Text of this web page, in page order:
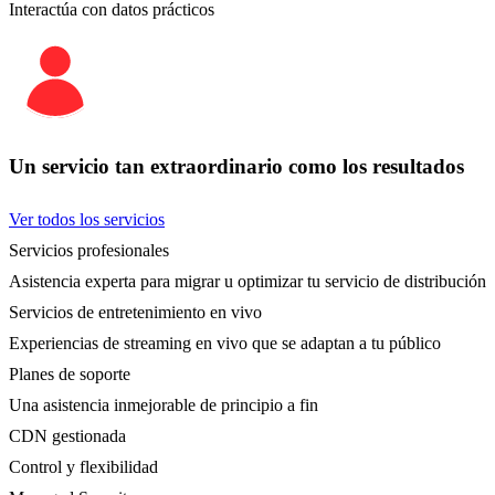
Interactúa con datos prácticos
Un servicio tan extraordinario como los resultados
Ver todos los servicios
Servicios profesionales
Asistencia experta para migrar u optimizar tu servicio de distribución
Servicios de entretenimiento en vivo
Experiencias de streaming en vivo que se adaptan a tu público
Planes de soporte
Una asistencia inmejorable de principio a fin
CDN gestionada
Control y flexibilidad